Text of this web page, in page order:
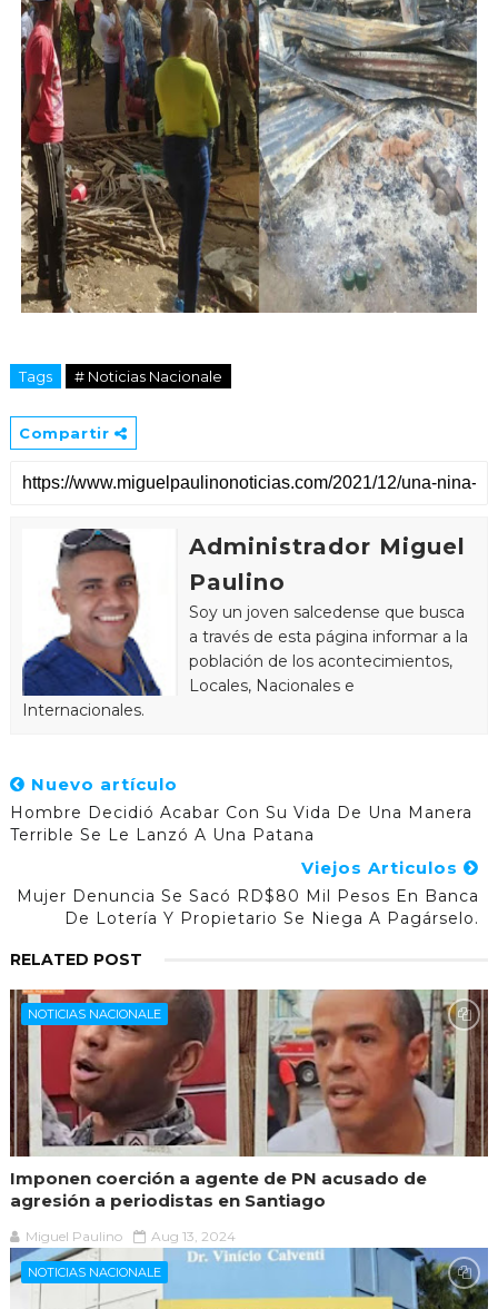
Tags # Noticias Nacionale
Compartir
Administrador Miguel
Paulino
Soy un joven salcedense que busca
a través de esta página informar a la
población de los acontecimientos,
Locales, Nacionales e
Internacionales.
Nuevo artículo
Hombre Decidió Acabar Con Su Vida De Una Manera
Terrible Se Le Lanzó A Una Patana
Viejos Articulos
Mujer Denuncia Se Sacó RD$80 Mil Pesos En Banca
De Lotería Y Propietario Se Niega A Pagárselo.
RELATED POST
NOTICIAS NACIONALE
Imponen coerción a agente de PN acusado de
agresión a periodistas en Santiago
Miguel Paulino Aug 13, 2024
NOTICIAS NACIONALE